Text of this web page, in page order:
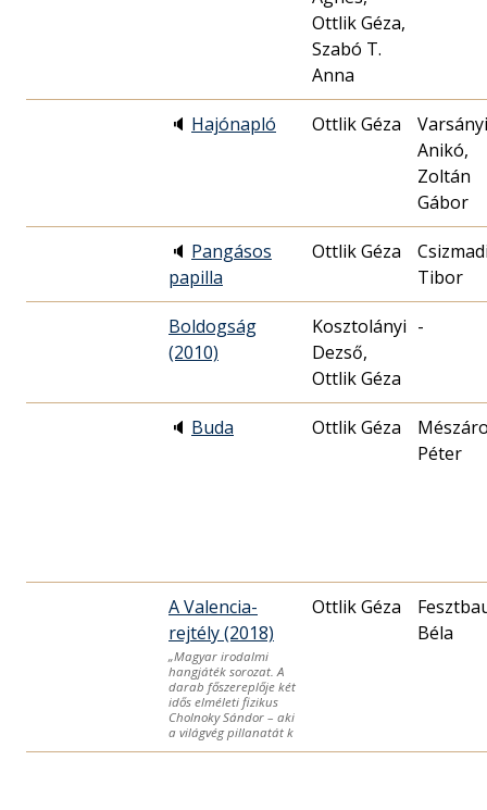
Ottlik Géza,
Szabó T.
Anna
🔈 Hajónapló Ottlik Géza
Varsányi
Anikó,
Zoltán
Gábor
🔈 Pangásos
papilla
Ottlik Géza
Tibor
Boldogság
(2010)
Kosztolányi
Dezső,
Ottlik Géza
-
🔈 Buda Ottlik Géza
Péter
A Valencia-
rejtély (2018)
„Magyar irodalmi
hangjáték sorozat. A
darab főszereplője két
idős elméleti fizikus
Cholnoky Sándor – aki
a világvég pillanatát k
Ottlik Géza
Béla